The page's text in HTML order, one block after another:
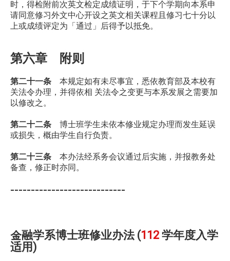
时，得检附前次英文检定成绩证明，于下个学期向本系申
请同意修习外文中心开设之英文相关课程且修习七十分以
上或成绩评定为「通过」后得予以抵免。
第六章 附则
第二十一条 本规定如有未尽事宜，悉依教育部及本校有
关法令办理，并得依相 关法令之变更与本系发展之需要加
以修改之。
第二十二条 博士班学生未依本修业规定办理而发生延误
或损失，概由学生自行负责。
第二十三条 本办法经系务会议通过后实施，并报教务处
备查，修正时亦同。
----------------------------
金融学系博士班修业办法 (112 学年度入学
适用)